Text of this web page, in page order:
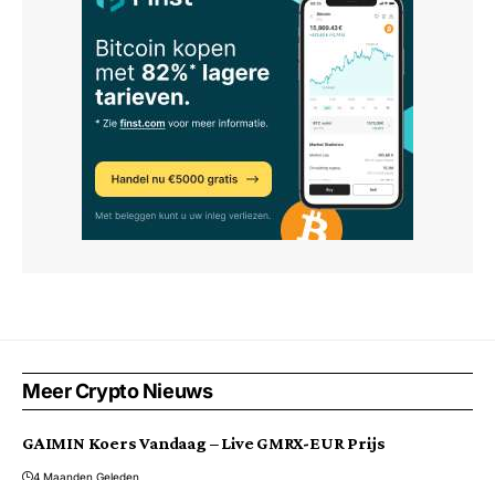
Meer Crypto Nieuws
GAIMIN Koers Vandaag – Live GMRX-EUR Prijs
4 Maanden Geleden